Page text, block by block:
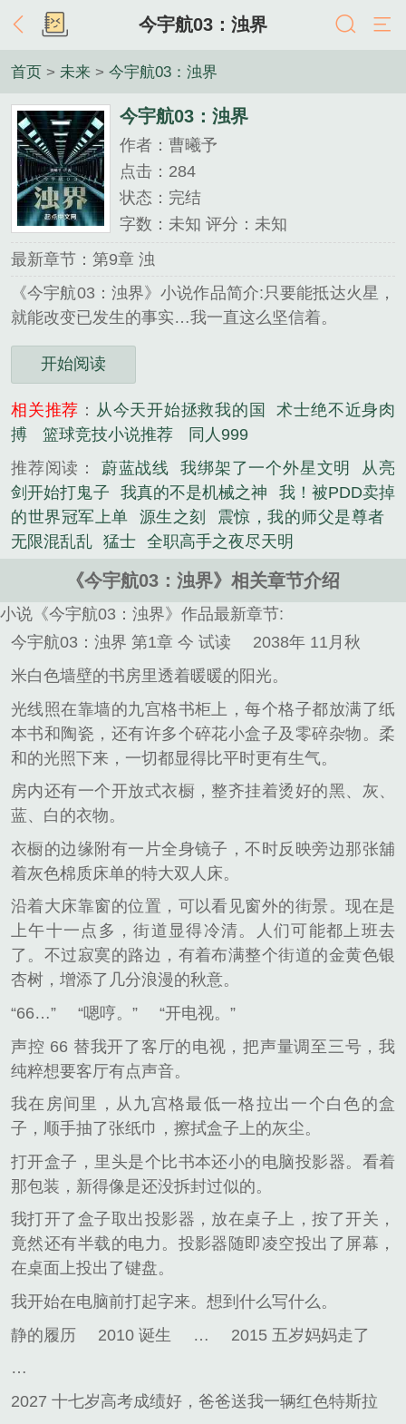
今宇航03：浊界
首页 > 未来 > 今宇航03：浊界
今宇航03：浊界
作者：曹曦予
点击：284
状态：完结
字数：未知 评分：未知
最新章节：第9章 浊
《今宇航03：浊界》小说作品简介:只要能抵达火星，
就能改变已发生的事实…我一直这么坚信着。
开始阅读
相关推荐 ： 从今天开始拯救我的国
术士绝不近身肉
搏
篮球竞技小说推荐
同人999
推荐阅读： 蔚蓝战线 我绑架了一个外星文明
从亮
剑开始打鬼子
我真的不是机械之神
我！被PDD卖掉
的世界冠军上单
源生之刻
震惊，我的师父是尊者
无限混乱乱 猛士 全职高手之夜尽天明
《今宇航03：浊界》相关章节介绍
小说《今宇航03：浊界》作品最新章节:
今宇航03：浊界 第1章 今 试读
2038年 11月秋
米白色墙壁的书房里透着暖暖的阳光。
光线照在靠墙的九宫格书柜上，每个格子都放满了纸
本书和陶瓷，还有许多个碎花小盒子及零碎杂物。柔
和的光照下来，一切都显得比平时更有生气。
房内还有一个开放式衣橱，整齐挂着烫好的黑、灰、
蓝、白的衣物。
衣橱的边缘附有一片全身镜子，不时反映旁边那张舖
着灰色棉质床单的特大双人床。
沿着大床靠窗的位置，可以看见窗外的街景。现在是
上午十一点多，街道显得冷清。人们可能都上班去
了。不过寂寞的路边，有着布满整个街道的金黄色银
杏树，增添了几分浪漫的秋意。
“66…”
“嗯哼。”
“开电视。”
声控 66 替我开了客厅的电视，把声量调至三号，我
纯粹想要客厅有点声音。
我在房间里，从九宫格最低一格拉出一个白色的盒
子，顺手抽了张纸巾，擦拭盒子上的灰尘。
打开盒子，里头是个比书本还小的电脑投影器。看着
那包装，新得像是还没拆封过似的。
我打开了盒子取出投影器，放在桌子上，按了开关，
竟然还有半载的电力。投影器随即凌空投出了屏幕，
在桌面上投出了键盘。
我开始在电脑前打起字来。想到什么写什么。
静的履历
2010 诞生 …
2015 五岁妈妈走了
…
2027 十七岁高考成绩好，爸爸送我一辆红色特斯拉